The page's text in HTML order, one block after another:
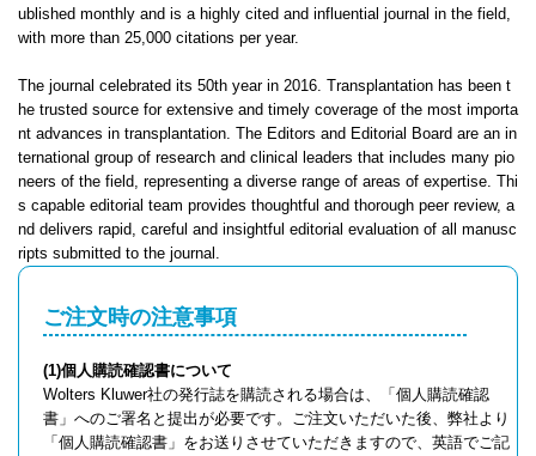
ublished monthly and is a highly cited and influential journal in the field,
with more than 25,000 citations per year.
The journal celebrated its 50th year in 2016. Transplantation has been t
he trusted source for extensive and timely coverage of the most importa
nt advances in transplantation. The Editors and Editorial Board are an in
ternational group of research and clinical leaders that includes many pio
neers of the field, representing a diverse range of areas of expertise. Thi
s capable editorial team provides thoughtful and thorough peer review, a
nd delivers rapid, careful and insightful editorial evaluation of all manusc
ripts submitted to the journal.
ご注文時の注意事項
(1)個人購読確認書について
Wolters Kluwer社の発行誌を購読される場合は、「個人購読確認
書」へのご署名と提出が必要です。ご注文いただいた後、弊社より
「個人購読確認書」をお送りさせていただきますので、英語でご記